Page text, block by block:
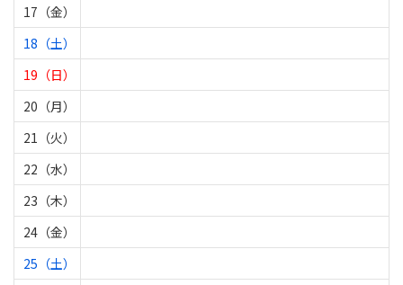
17（金）
18（土）
19（日）
20（月）
21（火）
22（水）
23（木）
24（金）
25（土）